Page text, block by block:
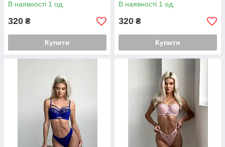
В наявності 1 од.
320 ₴
Купити
В наявності 1 од.
320 ₴
Купити